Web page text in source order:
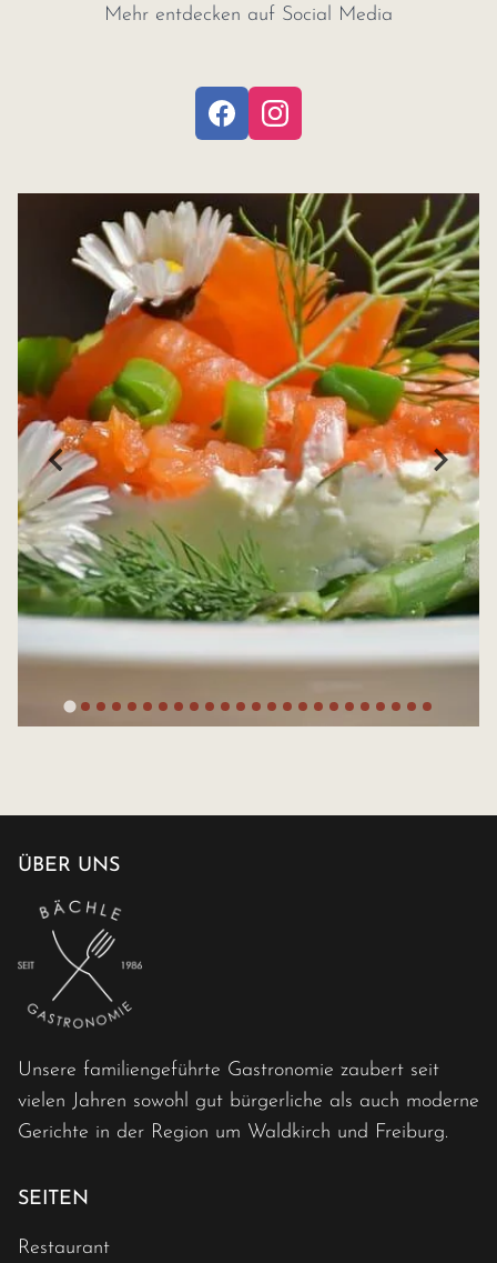
Mehr entdecken auf Social Media
ÜBER UNS
Unsere familiengeführte Gastronomie zaubert seit
vielen Jahren sowohl gut bürgerliche als auch moderne
Gerichte in der Region um Waldkirch und Freiburg.
SEITEN
Restaurant